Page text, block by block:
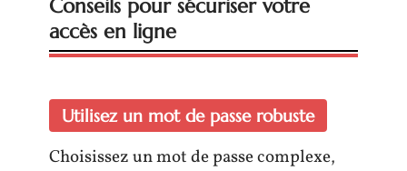
Conseils pour sécuriser votre
accès en ligne
Utilisez un mot de passe robuste
Choisissez un mot de passe complexe,